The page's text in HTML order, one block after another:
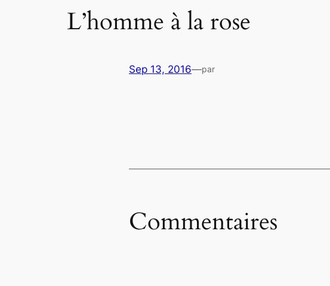
L’homme à la rose
Sep 13, 2016—par
Commentaires